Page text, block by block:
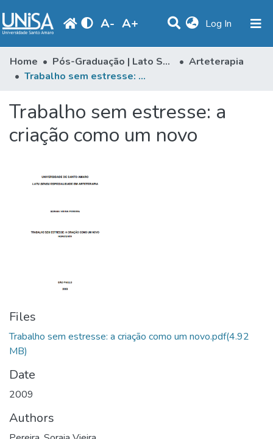
A- A+ Log In (current)
Communities & Collections
Browse
Produção Docente
Periodicals
Home Pós-Graduação | Lato Sensu
Arteterapia
Trabalho sem estresse: a criação como um novo
Trabalho sem estresse: a
criação como um novo
Files
Trabalho sem estresse: a criação como um novo.pdf(4.92
MB)
Date
2009
Authors